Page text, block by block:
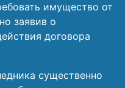
имущество от
заявив о
договора
существенно